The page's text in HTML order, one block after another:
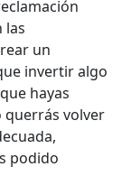
las
un
invertir algo
hayas
querrás volver
podido